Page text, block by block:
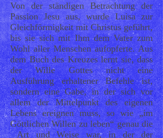
Von der ständigen Betrachtung der
Passion Jesu aus, wurde Luisa zur
Gleichförmigkeit mit Christus geführt,
bis sie sich mit Ihm dem Vater zum
Wohl aller Menschen aufopferte. Aus
dem Buch des Kreuzes lernt sie, dass
der Wille Gottes nicht eine
Ausführung erhaltener Befehle ist,
sondern eine Gabe, in der sich vor
allem der Mittelpunkt des eigenen
Lebens ereignen muss, so wie „im
Göttlichen Willen zu leben“ genau die
Art und Weise war, in der der